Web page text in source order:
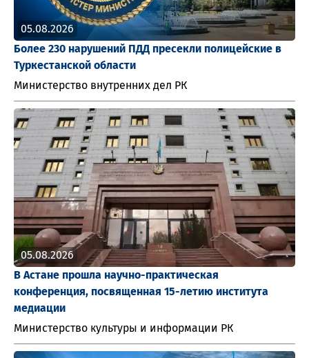
05.08.2026
Более 230 нарушений ПДД пресекли полицейские в
Туркестанской области
Министерство внутренних дел РК
05.08.2026
В Астане прошла научно-практическая
конференция, посвященная 15-летию института
медиации
Министерство культуры и информации РК